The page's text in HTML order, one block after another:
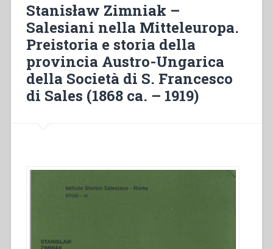
due
personalità,
un
binomio
inscindibile”,
in
“Don
Stanisław Zimniak –
Salesiani nella Mitteleuropa.
Preistoria e storia della
provincia Austro-Ungarica
della Società di S. Francesco
di Sales (1868 ca. – 1919)